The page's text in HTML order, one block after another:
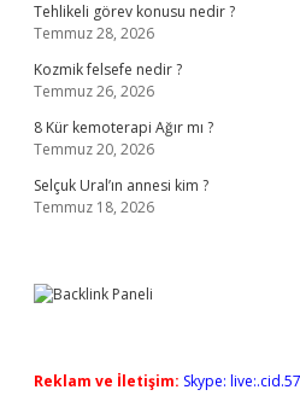
Tehlikeli görev konusu nedir ?
Temmuz 28, 2026
Kozmik felsefe nedir ?
Temmuz 26, 2026
8 Kür kemoterapi Ağır mı ?
Temmuz 20, 2026
Selçuk Ural’ın annesi kim ?
Temmuz 18, 2026
Reklam ve İletişim: Skype: